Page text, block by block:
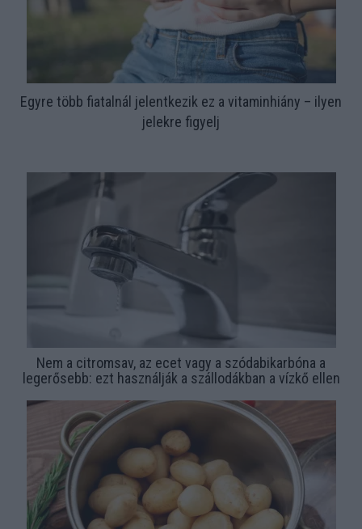
Egyre több fiatalnál jelentkezik ez a vitaminhiány – ilyen
jelekre figyelj
Nem a citromsav, az ecet vagy a szódabikarbóna a
legerősebb: ezt használják a szállodákban a vízkő ellen